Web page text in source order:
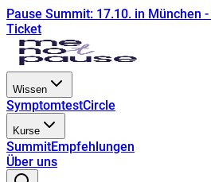
Pause Summit: 17.10. in München
Ticket
Wissen
SymptomtestCircle
Kurse
SummitEmpfehlungen
Über uns